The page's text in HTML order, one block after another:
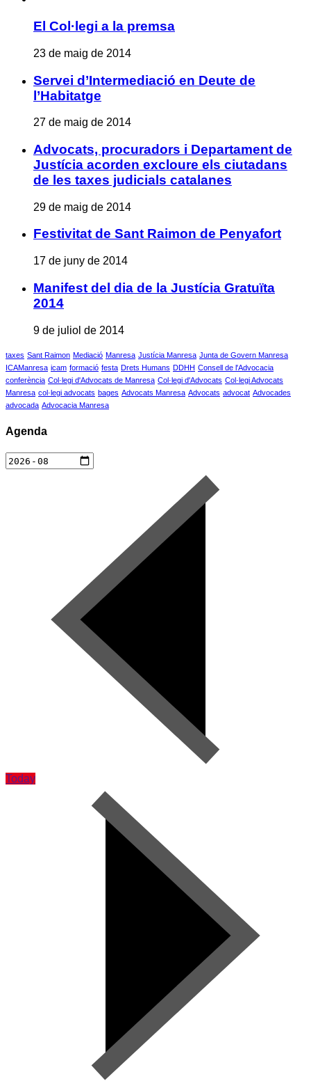
El Col·legi a la premsa
23 de maig de 2014
Servei d’Intermediació en Deute de
l’Habitatge
27 de maig de 2014
Advocats, procuradors i Departament de
Justícia acorden excloure els ciutadans
de les taxes judicials catalanes
29 de maig de 2014
Festivitat de Sant Raimon de Penyafort
17 de juny de 2014
Manifest del dia de la Justícia Gratuïta
2014
9 de juliol de 2014
taxes Sant Raimon Mediació Manresa Justícia Manresa Junta de Govern Manresa
ICAManresa icam formació festa Drets Humans DDHH Consell de l'Advocacia
conferència Col·legi d'Advocats de Manresa Col·legi d'Advocats Col·legi Advocats
Manresa col·legi advocats bages Advocats Manresa Advocats advocat Advocades
advocada Advocacia Manresa
Agenda
Today